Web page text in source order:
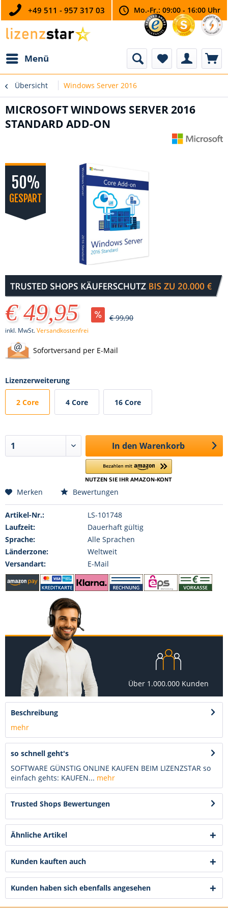
+49 511 - 957 317 03 Mo.-Fr.: 09:00 - 16:00 Uhr
Menü
Übersicht Windows Server 2016
MICROSOFT WINDOWS SERVER 2016
STANDARD ADD-ON
50%
GESPART
€ 49,95 € 99,90
inkl. MwSt.Versandkostenfrei
Sofortversand per E-Mail
Lizenzerweiterung
2 Core 4 Core 16 Core
In den Warenkorb
Merken Bewertungen
Artikel-Nr.:
LS-101748
Laufzeit:
Dauerhaft gültig
Sprache:
Alle Sprachen
Länderzone:
Weltweit
Versandart:
E-Mail
Über 1.000.000 Kunden
Beschreibung
mehr
so schnell geht's
SOFTWARE GÜNSTIG ONLINE KAUFEN BEIM LIZENZSTAR so
einfach gehts: KAUFEN... mehr
Trusted Shops Bewertungen
Ähnliche Artikel
Kunden kauften auch
Kunden haben sich ebenfalls angesehen